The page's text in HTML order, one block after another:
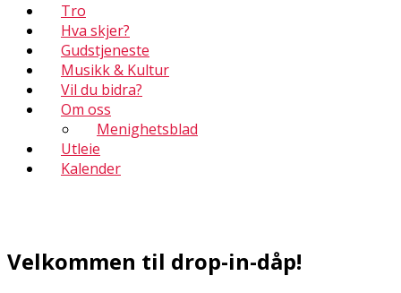
Tro
Hva skjer?
Gudstjeneste
Musikk & Kultur
Vil du bidra?
Om oss
Menighetsblad
Utleie
Kalender
Velkommen til drop-in-dåp!